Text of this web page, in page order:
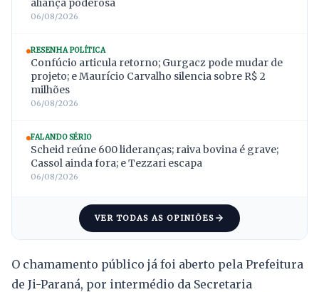
aliança poderosa
06/08/2026
RESENHA POLÍTICA
Confúcio articula retorno; Gurgacz pode mudar de
projeto; e Maurício Carvalho silencia sobre R$ 2
milhões
06/08/2026
FALANDO SÉRIO
Scheid reúne 600 lideranças; raiva bovina é grave;
Cassol ainda fora; e Tezzari escapa
06/08/2026
VER TODAS AS OPINIÕES
O chamamento público já foi aberto pela Prefeitura
de Ji-Paraná, por intermédio da Secretaria